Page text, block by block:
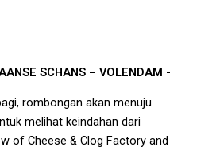
SCHANS – VOLENDAM -
rombongan akan menuju
melihat keindahan dari
of Cheese & Clog Factory and